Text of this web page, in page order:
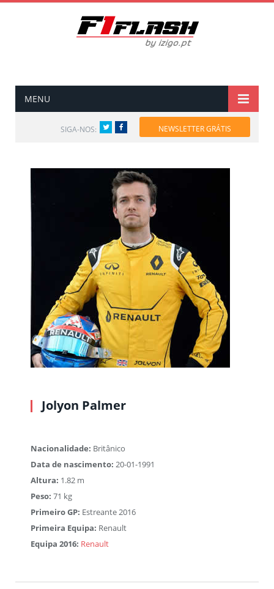
MENU
SIGA-NOS: TwitterFacebook NEWSLETTER GRÁTIS
Jolyon Palmer
Nacionalidade: Britânico
Data de nascimento: 20-01-1991
Altura: 1.82 m
Peso: 71 kg
Primeiro GP: Estreante 2016
Primeira Equipa: Renault
Equipa 2016: Renault